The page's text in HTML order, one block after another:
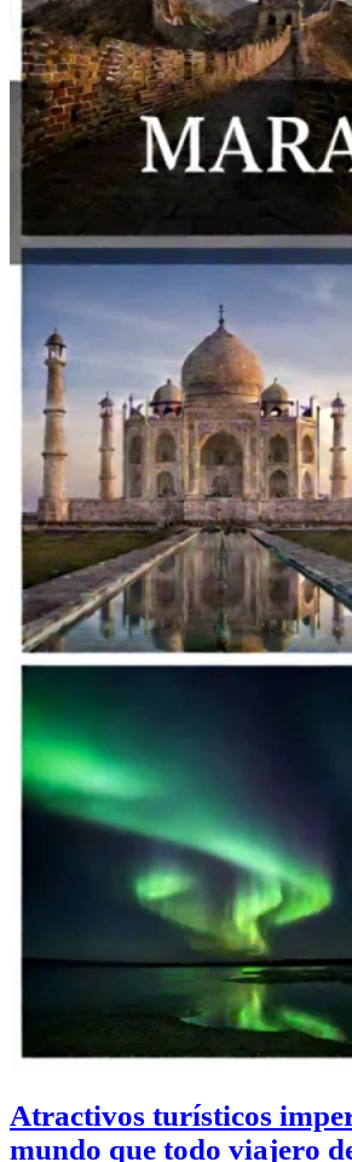
Atractivos turísticos
mundo que todo viajero